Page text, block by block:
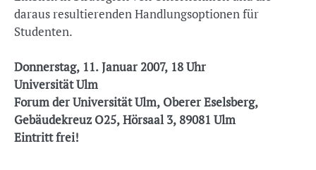
daraus resultierenden Handlungsoptionen für
Studenten.
Donnerstag, 11. Januar 2007, 18 Uhr
Universität Ulm
Forum der Universität Ulm, Oberer Eselsberg,
Gebäudekreuz O25, Hörsaal 3, 89081 Ulm
Eintritt frei!